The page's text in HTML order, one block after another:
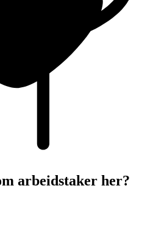
arbeidstaker her?